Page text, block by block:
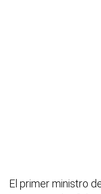
El primer ministro